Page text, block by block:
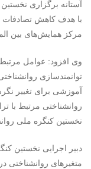
آستانه برگزاری
مرکز همایش‌های بین
وی افزود: عوامل مرتبط
توانمندسازی
آموزشی برای تغییر
روانشناختی مرتبط با
نخستین کنگره ملی
دبیر اجرایی نخستین
متغیرهای